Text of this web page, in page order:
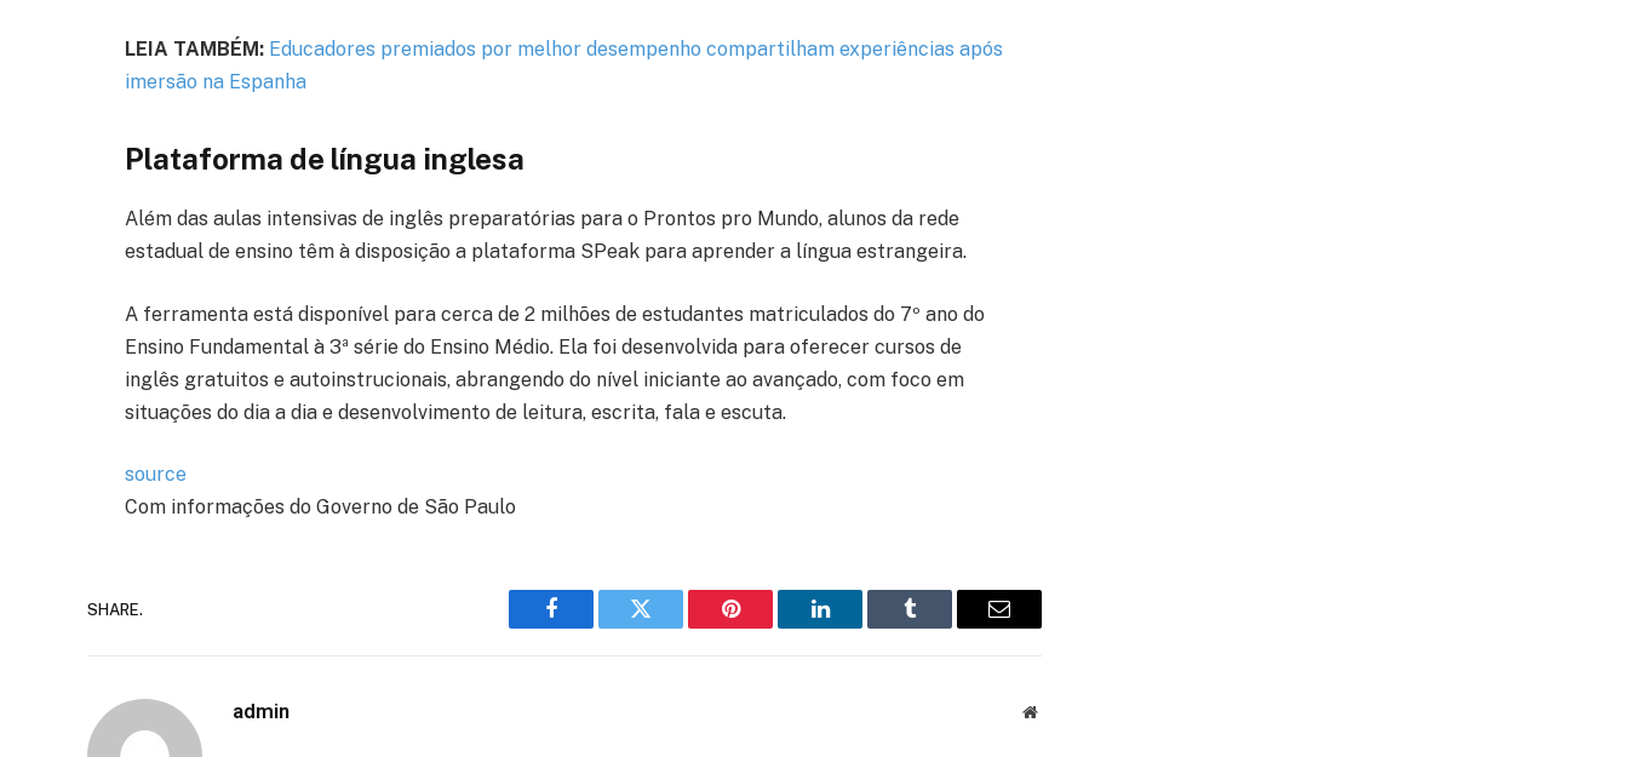
LEIA TAMBÉM: Educadores premiados por melhor desempenho compartilham experiências após
imersão na Espanha
Plataforma de língua inglesa
Além das aulas intensivas de inglês preparatórias para o Prontos pro Mundo, alunos da rede
estadual de ensino têm à disposição a plataforma SPeak para aprender a língua estrangeira.
A ferramenta está disponível para cerca de 2 milhões de estudantes matriculados do 7º ano do
Ensino Fundamental à 3ª série do Ensino Médio. Ela foi desenvolvida para oferecer cursos de
inglês gratuitos e autoinstrucionais, abrangendo do nível iniciante ao avançado, com foco em
situações do dia a dia e desenvolvimento de leitura, escrita, fala e escuta.
source
Com informações do Governo de São Paulo
SHARE.
Facebook Twitter Pinterest LinkedIn Tumblr Email
admin Website